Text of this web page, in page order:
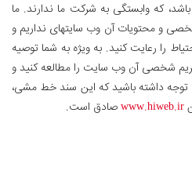
که وابستگی به شرکت ما ندارند. ما
و محتویات آن وب سایتهای نداریم و
را رعایت کنید. به ویژه به شما توصیه
شخصی آن وب سایت را مطالعه کنید و
توجه داشته باشید که این سند خط مشی،
www.hiweb.irصادق است.